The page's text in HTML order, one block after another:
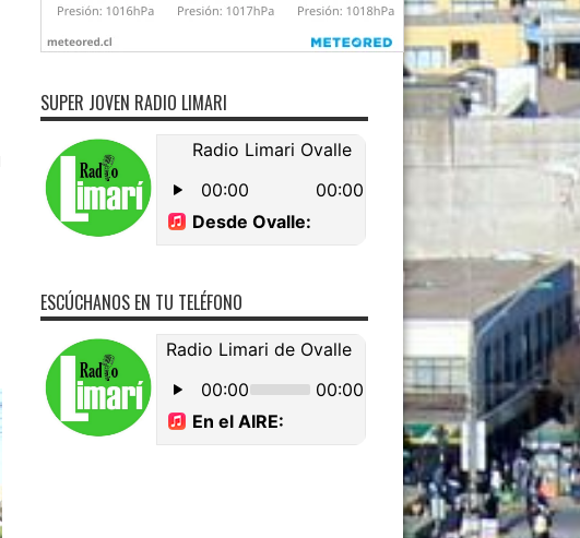
SUPER JOVEN RADIO LIMARI
ESCÚCHANOS EN TU TELÉFONO